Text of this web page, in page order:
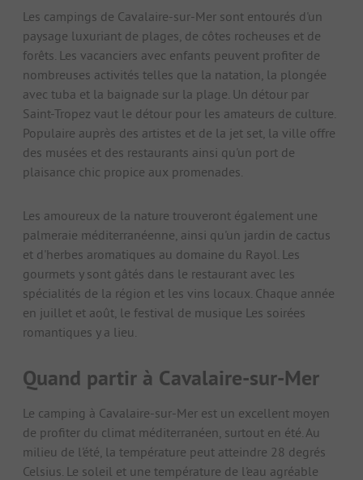
Les campings de Cavalaire-sur-Mer sont entourés d'un
paysage luxuriant de plages, de côtes rocheuses et de
forêts. Les vacanciers avec enfants peuvent profiter de
nombreuses activités telles que la natation, la plongée
avec tuba et la baignade sur la plage. Un détour par
Saint-Tropez vaut le détour pour les amateurs de culture.
Populaire auprès des artistes et de la jet set, la ville offre
des musées et des restaurants ainsi qu'un port de
plaisance chic propice aux promenades.
Les amoureux de la nature trouveront également une
palmeraie méditerranéenne, ainsi qu'un jardin de cactus
et d'herbes aromatiques au domaine du Rayol. Les
gourmets y sont gâtés dans le restaurant avec les
spécialités de la région et les vins locaux. Chaque année
en juillet et août, le festival de musique Les soirées
romantiques y a lieu.
Quand partir à Cavalaire-sur-Mer
Le camping à Cavalaire-sur-Mer est un excellent moyen
de profiter du climat méditerranéen, surtout en été. Au
milieu de l'été, la température peut atteindre 28 degrés
Celsius. Le soleil et une température de l'eau agréable